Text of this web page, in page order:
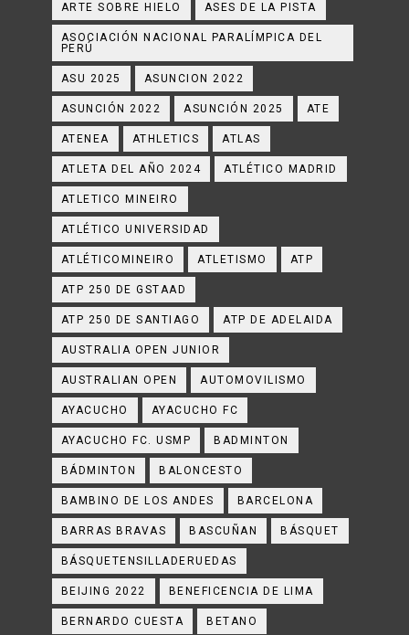
ARTE SOBRE HIELO ASES DE LA PISTA
ASOCIACIÓN NACIONAL PARALÍMPICA DEL
PERÚ
ASU 2025 ASUNCION 2022
ASUNCIÓN 2022 ASUNCIÓN 2025 ATE
ATENEA ATHLETICS ATLAS
ATLETA DEL AÑO 2024 ATLÉTICO MADRID
ATLETICO MINEIRO
ATLÉTICO UNIVERSIDAD
ATLÉTICOMINEIRO ATLETISMO ATP
ATP 250 DE GSTAAD
ATP 250 DE SANTIAGO ATP DE ADELAIDA
AUSTRALIA OPEN JUNIOR
AUSTRALIAN OPEN AUTOMOVILISMO
AYACUCHO AYACUCHO FC
AYACUCHO FC. USMP BADMINTON
BÁDMINTON BALONCESTO
BAMBINO DE LOS ANDES BARCELONA
BARRAS BRAVAS BASCUÑAN BÁSQUET
BÁSQUETENSILLADERUEDAS
BEIJING 2022 BENEFICENCIA DE LIMA
BERNARDO CUESTA BETANO